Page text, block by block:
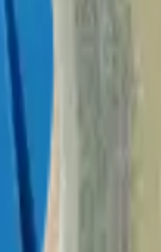
o funcionalidad del
de barras LED.